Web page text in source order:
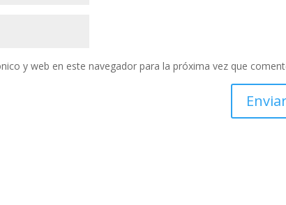
y web en este navegador para la próxima vez que